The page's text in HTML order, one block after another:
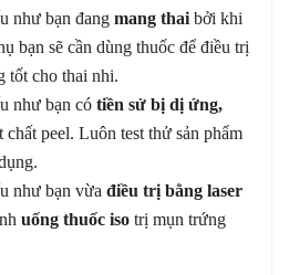
như bạn đang mang thai bởi khi
bạn sẽ cần dùng thuốc để điều trị
tốt cho thai nhi.
như bạn có tiền sử bị dị ứng,
chất peel. Luôn test thử sản phẩm
như bạn vừa điều trị bằng laser
uống thuốc iso trị mụn trứng